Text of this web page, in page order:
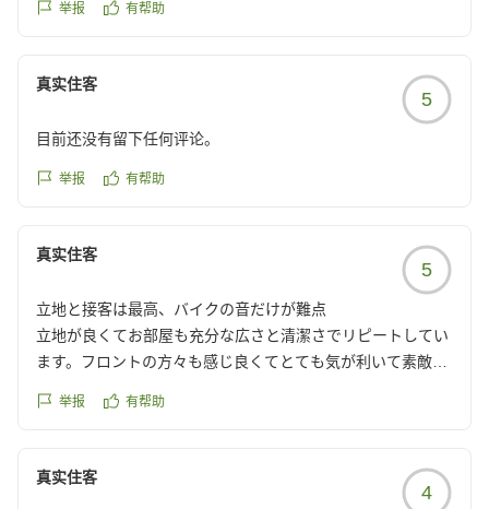
举报 有帮助
真实住客
5
目前还没有留下任何评论。
举报 有帮助
真实住客
5
立地と接客は最高、バイクの音だけが難点
立地が良くてお部屋も充分な広さと清潔さでリピートしてい
ます。フロントの方々も感じ良くてとても気が利いて素敵な
唯一残念なのは大きな道路がすぐ横にあり、暴走族のような
普通の車やトラックの音は夜中に走っていても慣れているの
举报 有帮助
真实住客
4